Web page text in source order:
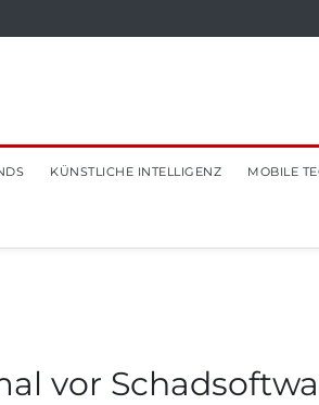
KÜNSTLICHE INTELLIGENZ MOBILE
vor